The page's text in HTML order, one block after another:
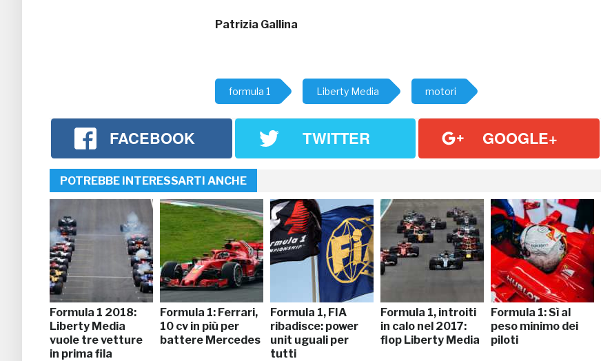
Patrizia Gallina
formula 1 Liberty Media motori
FACEBOOK TWITTER GOOGLE+
POTREBBE INTERESSARTI ANCHE
Formula 1 2018:
Liberty Media
vuole tre vetture
in prima fila
Formula 1: Ferrari,
10 cv in più per
battere Mercedes
Formula 1, FIA
ribadisce: power
unit uguali per
tutti
Formula 1, introiti
in calo nel 2017:
flop Liberty Media
Formula 1: Sì al
peso minimo dei
piloti